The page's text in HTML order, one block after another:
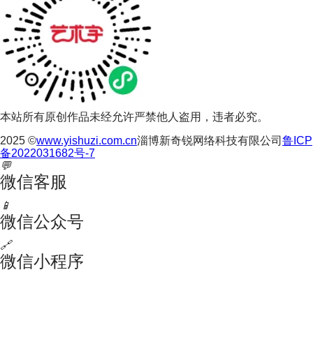
本站所有原创作品未经允许严禁他人盗用，违者必究。
2025 ©www.yishuzi.com.cn淄博新奇锐网络科技有限公司 鲁ICP
备2022031682号-7
💬
微信客服
📱
微信公众号
🔗
微信小程序